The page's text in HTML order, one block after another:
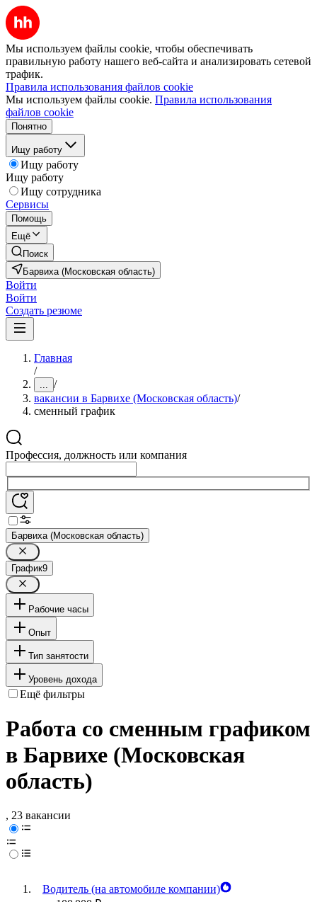
Мы используем файлы cookie, чтобы обеспечивать
правильную работу нашего веб-сайта и анализировать сетевой
трафик.
Правила использования файлов cookie
Мы используем файлы cookie. Правила использования
файлов cookie
Понятно
Ищу работу
Ищу работу
Ищу работу
Ищу сотрудника
Сервисы
Помощь
Ещё
Поиск
Барвиха (Московская область)
Войти
Войти
Создать резюме
Главная
/
... /
вакансии в Барвихе (Московская область)/
сменный график
Профессия, должность или компания
Барвиха (Московская область)
График9
Рабочие часы
Опыт
Тип занятости
Уровень дохода
Ещё фильтры
Работа со сменным графиком
в Барвихе (Московская
область)
, 23 вакансии
Водитель (на автомобиле компании)